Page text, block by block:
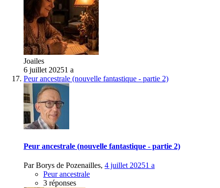
Joailes
6 juillet 20251 a
Peur ancestrale (nouvelle fantastique - partie 2)
Peur ancestrale (nouvelle fantastique - partie 2)
ParBorys de Pozenailles, 4 juillet 20251 a
Peur ancestrale
3 réponses